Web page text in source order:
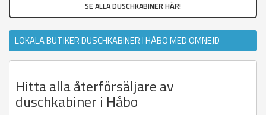
SE ALLA DUSCHKABINER HÄR!
LOKALA BUTIKER DUSCHKABINER I HÅBO MED OMNEJD
Hitta alla återförsäljare av
duschkabiner i Håbo